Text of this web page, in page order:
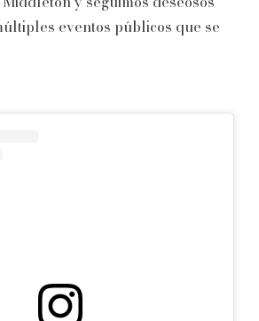
eventos públicos que se